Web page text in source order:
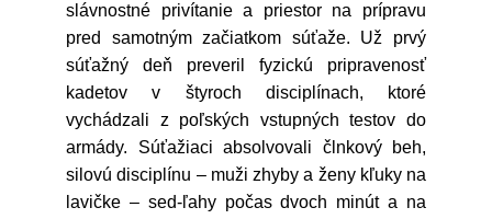
slávnostné privítanie a priestor na prípravu
pred samotným začiatkom súťaže. Už prvý
súťažný deň preveril fyzickú pripravenosť
kadetov v štyroch disciplínach, ktoré
vychádzali z poľských vstupných testov do
armády. Súťažiaci absolvovali člnkový beh,
silovú disciplínu – muži zhyby a ženy kľuky na
lavičke – sed-ľahy počas dvoch minút a na